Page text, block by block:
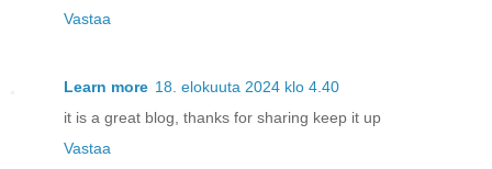
Vastaa
Learn more 18. elokuuta 2024 klo 4.40
it is a great blog, thanks for sharing keep it up
Vastaa